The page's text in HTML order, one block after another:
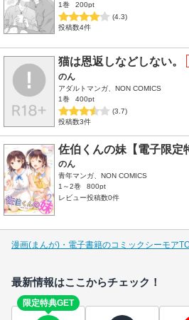
1巻
200pt
(4.3)
投稿数4件
猫は恩返しなどしない。
のん
アダルトマンガ、NON COMICS
1巻
400pt
(3.7)
投稿数3件
佐伯くんの妹【電子限定
のん
青年マンガ、NON COMICS
1～2巻
800pt
レビュー投稿数0件
漫画(まんが)・電子書籍のコミックシーモア
最新情報はここからチェック！
限定特典GET